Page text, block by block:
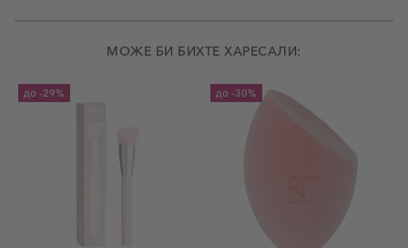
МОЖЕ БИ БИХТЕ ХАРЕСАЛИ:
до -29% до -30%